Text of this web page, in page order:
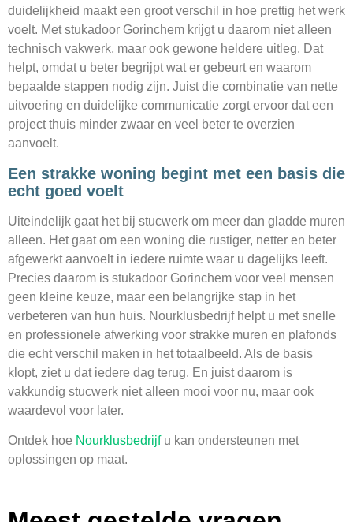
duidelijkheid maakt een groot verschil in hoe prettig het werk
voelt. Met stukadoor Gorinchem krijgt u daarom niet alleen
technisch vakwerk, maar ook gewone heldere uitleg. Dat
helpt, omdat u beter begrijpt wat er gebeurt en waarom
bepaalde stappen nodig zijn. Juist die combinatie van nette
uitvoering en duidelijke communicatie zorgt ervoor dat een
project thuis minder zwaar en veel beter te overzien
aanvoelt.
Een strakke woning begint met een basis die
echt goed voelt
Uiteindelijk gaat het bij stucwerk om meer dan gladde muren
alleen. Het gaat om een woning die rustiger, netter en beter
afgewerkt aanvoelt in iedere ruimte waar u dagelijks leeft.
Precies daarom is stukadoor Gorinchem voor veel mensen
geen kleine keuze, maar een belangrijke stap in het
verbeteren van hun huis. Nourklusbedrijf helpt u met snelle
en professionele afwerking voor strakke muren en plafonds
die echt verschil maken in het totaalbeeld. Als de basis
klopt, ziet u dat iedere dag terug. En juist daarom is
vakkundig stucwerk niet alleen mooi voor nu, maar ook
waardevol voor later.
Ontdek hoe Nourklusbedrijfu kan ondersteunen met
oplossingen op maat.